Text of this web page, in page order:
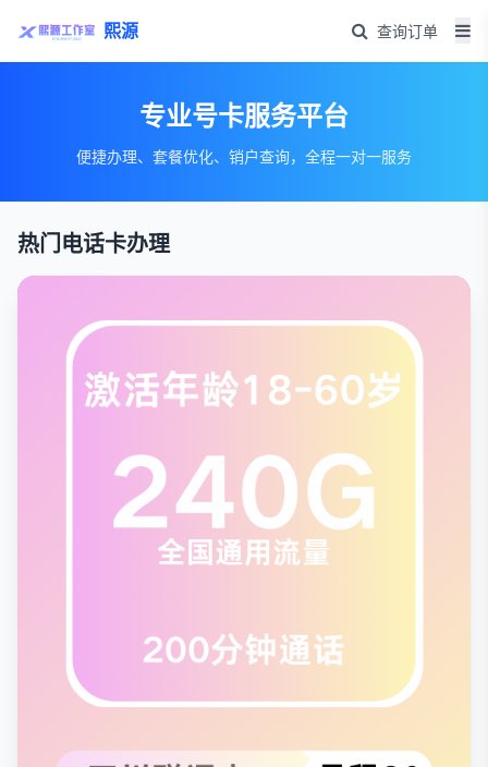
熙源 查询订单
专业号卡服务平台
便捷办理、套餐优化、销户查询，全程一对一服务
热门电话卡办理